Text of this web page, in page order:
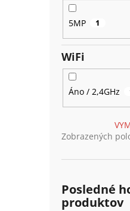
5MP 1
WiFi
Áno / 2,4GHz
Zobrazených
Posledné
produktov